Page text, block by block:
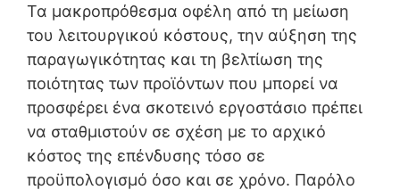
Τα μακροπρόθεσμα οφέλη από τη μείωση
του λειτουργικού κόστους, την αύξηση της
παραγωγικότητας και τη βελτίωση της
ποιότητας των προϊόντων που μπορεί να
προσφέρει ένα σκοτεινό εργοστάσιο πρέπει
να σταθμιστούν σε σχέση με το αρχικό
κόστος της επένδυσης τόσο σε
προϋπολογισμό όσο και σε χρόνο. Παρόλο